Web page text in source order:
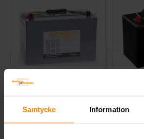
Samtycke Information
ENDURANCE GEL Batteri
Mått (mm) L= 329 B= 173 H=
227